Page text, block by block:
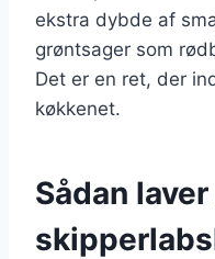
ekstra dybde af
grøntsager som
Det er en ret, der
køkkenet.
Sådan